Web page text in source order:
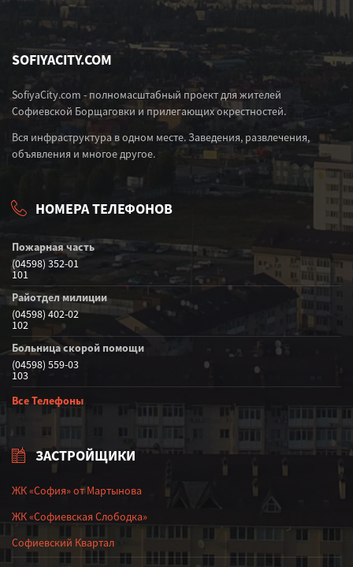
SOFIYACITY.COM
SofiyaCity.com - полномасштабный проект для жителей
Софиевской Борщаговки и прилегающих окрестностей.
Вся инфраструктура в одном месте. Заведения, развлечения,
объявления и многое другое.
НОМЕРА ТЕЛЕФОНОВ
Пожарная часть
(04598) 352-01
101
Райотдел милиции
(04598) 402-02
102
Больница скорой помощи
(04598) 559-03
103
Все Телефоны
ЗАСТРОЙЩИКИ
ЖК «София» от Мартынова
ЖК «Софиевская Слободка»
Софиевский Квартал